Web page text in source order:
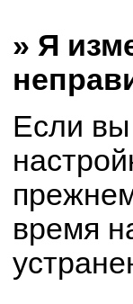
» Я
Если вы
время